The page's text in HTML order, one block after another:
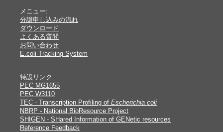
メニュー:
分譲申し込みの流れ
ダウンロード
よくある質問
お問い合わせ
E.coli Tracking System
特設リンク:
PEC MG1655
PEC W3110
TEC - Transcription Profiling of Escherichia coli
NBRP - National BioResource Project
SHIGEN - SHared Information of GENetic resources
Reference Feedback